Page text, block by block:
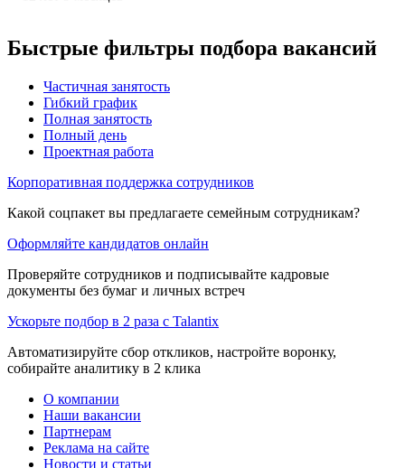
Быстрые фильтры подбора вакансий
Частичная занятость
Гибкий график
Полная занятость
Полный день
Проектная работа
Корпоративная поддержка сотрудников
Какой соцпакет вы предлагаете семейным сотрудникам?
Оформляйте кандидатов онлайн
Проверяйте сотрудников и подписывайте кадровые
документы без бумаг и личных встреч
Ускорьте подбор в 2 раза с Talantix
Автоматизируйте сбор откликов, настройте воронку,
собирайте аналитику в 2 клика
О компании
Наши вакансии
Партнерам
Реклама на сайте
Новости и статьи